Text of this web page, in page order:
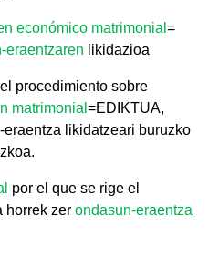
económico matrimonial =
eraentzaren likidazioa
procedimiento sobre
matrimonia =EDIKTUA,
likidatzeari buruzko
por el que se rige el
horrek zer ondasun-eraentza